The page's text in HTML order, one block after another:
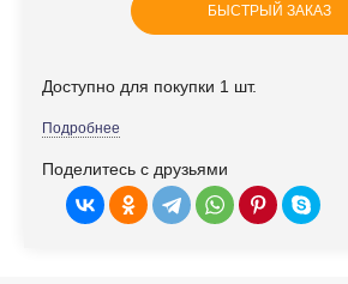
БЫСТРЫЙ ЗАКАЗ
Доступно для покупки 1 шт.
Подробнее
Поделитесь с друзьями